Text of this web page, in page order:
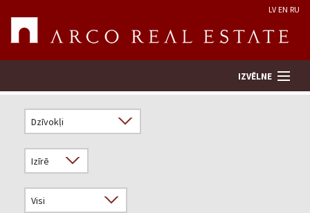
LV EN RU
IZVĒLNE
Novērtēt īpašumu